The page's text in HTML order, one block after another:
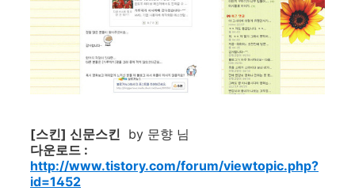
[스킨] 신문스킨 by 문향 님
다운로드 :
http://www.tistory.com/forum/viewtopic.php?
id=1452